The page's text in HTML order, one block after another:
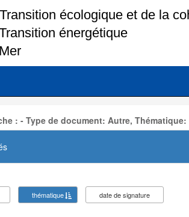
: - Type de document: Autre,
thématique
date de signature